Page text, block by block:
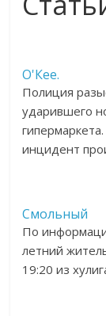
О'Кее.
Полиция
ударившего
инцидент
Смольный
По
летний
19:20 из